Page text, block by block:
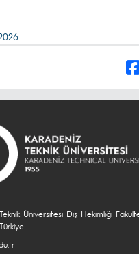
Üniversitesi Diş Hekimliği